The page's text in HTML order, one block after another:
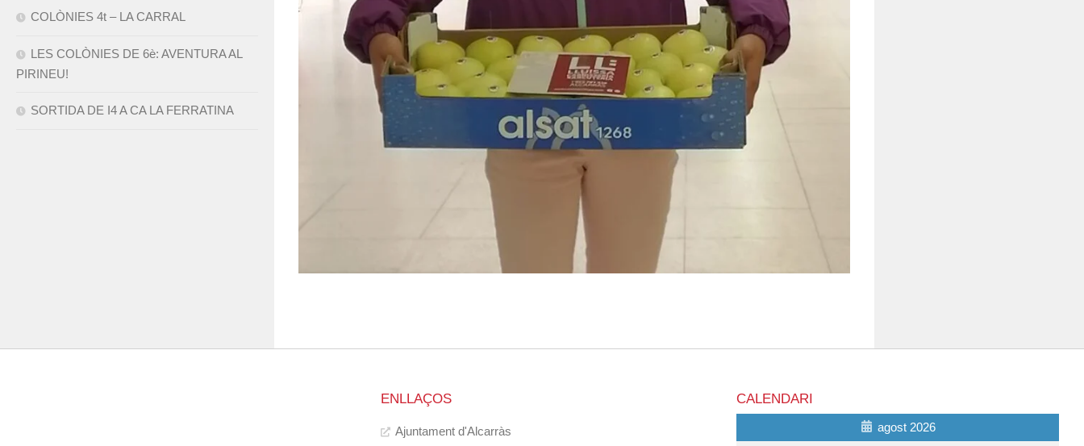
COLÒNIES 4t – LA CARRAL
LES COLÒNIES DE 6è: AVENTURA AL
PIRINEU!
SORTIDA DE I4 A CA LA FERRATINA
ENLLAÇOS
Ajuntament d'Alcarràs
CALENDARI
agost 2026